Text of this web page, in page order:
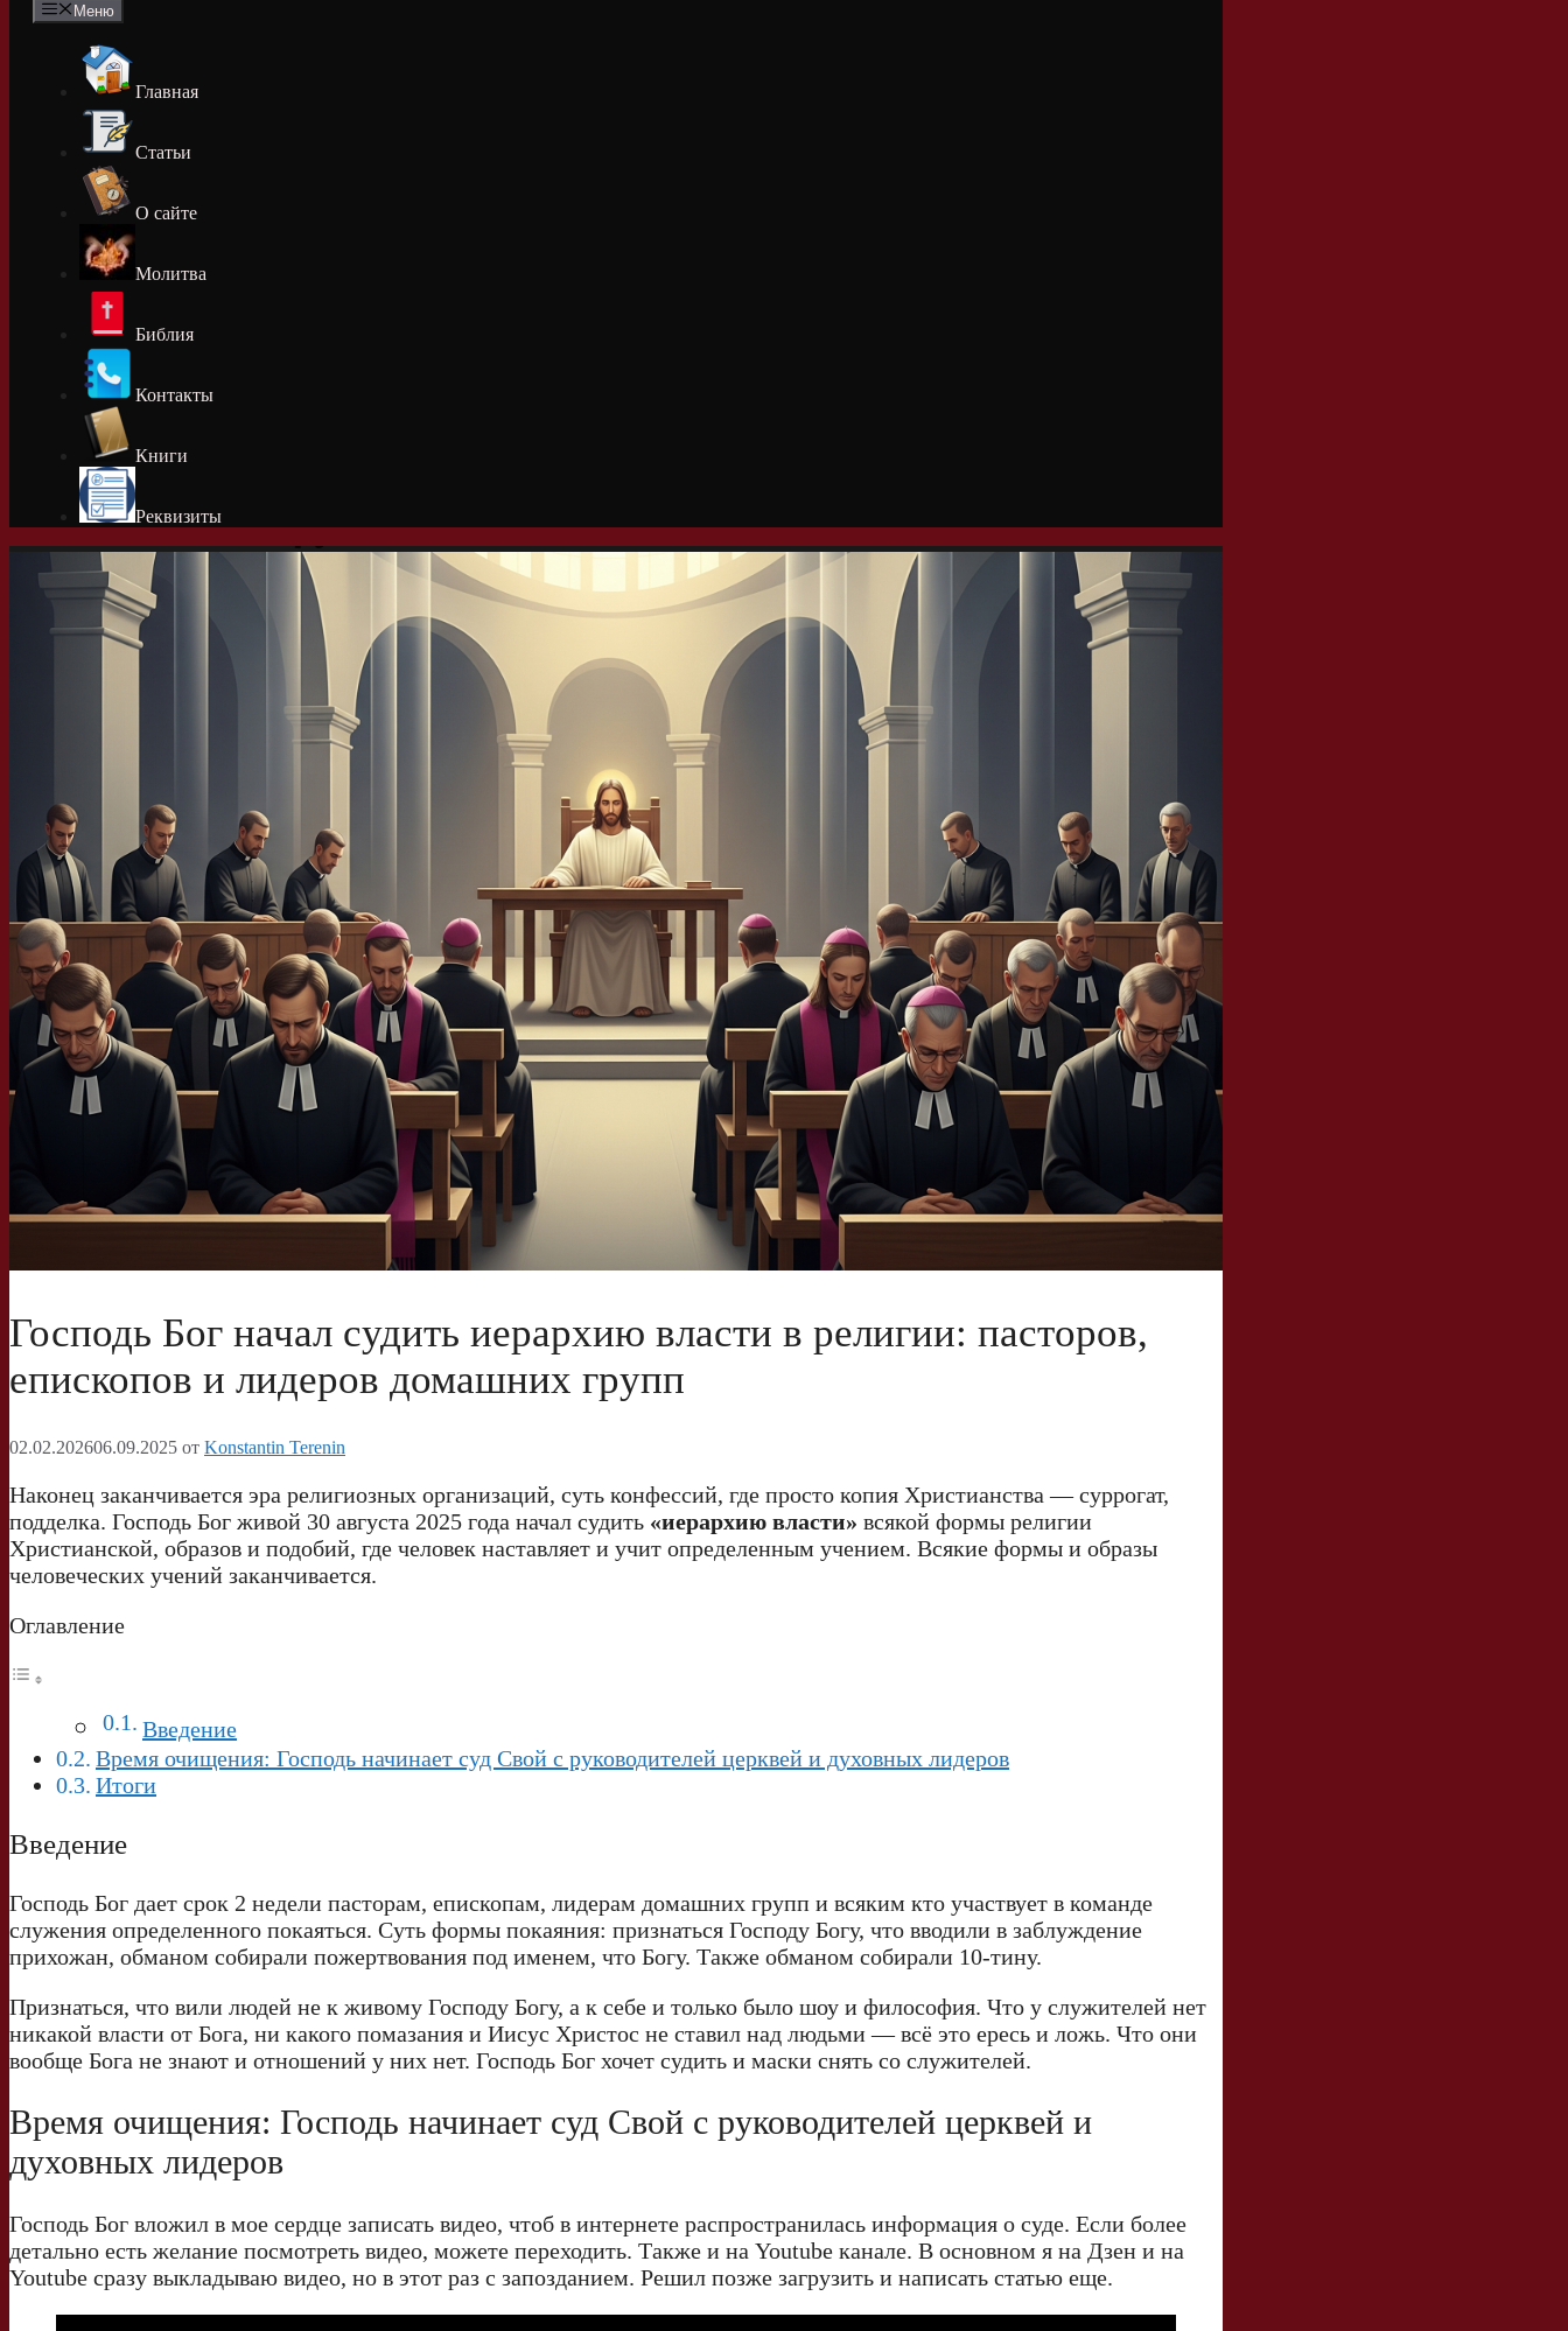
Меню
Главная
Статьи
О сайте
Молитва
Библия
Контакты
Книги
Реквизиты
Господь Бог начал судить иерархию власти в религии: пасторов,
епископов и лидеров домашних групп
02.02.202606.09.2025 от Konstantin Terenin
Наконец заканчивается эра религиозных организаций, суть конфессий, где просто копия Христианства — суррогат,
подделка. Господь Бог живой 30 августа 2025 года начал судить «иерархию власти» всякой формы религии
Христианской, образов и подобий, где человек наставляет и учит определенным учением. Всякие формы и образы
человеческих учений заканчивается.
Оглавление
Введение
Время очищения: Господь начинает суд Свой с руководителей церквей и духовных лидеров
Итоги
Введение
Господь Бог дает срок 2 недели пасторам, епископам, лидерам домашних групп и всяким кто участвует в команде
служения определенного покаяться. Суть формы покаяния: признаться Господу Богу, что вводили в заблуждение
прихожан, обманом собирали пожертвования под именем, что Богу. Также обманом собирали 10-тину.
Признаться, что вили людей не к живому Господу Богу, а к себе и только было шоу и философия. Что у служителей нет
никакой власти от Бога, ни какого помазания и Иисус Христос не ставил над людьми — всё это ересь и ложь. Что они
вообще Бога не знают и отношений у них нет. Господь Бог хочет судить и маски снять со служителей.
Время очищения: Господь начинает суд Свой с руководителей церквей и
духовных лидеров
Господь Бог вложил в мое сердце записать видео, чтоб в интернете распространилась информация о суде. Если более
детально есть желание посмотреть видео, можете переходить. Также и на Youtube канале. В основном я на Дзен и на
Youtube сразу выкладываю видео, но в этот раз с запозданием. Решил позже загрузить и написать статью еще.